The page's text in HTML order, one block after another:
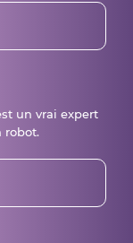
un vrai expert
robot.